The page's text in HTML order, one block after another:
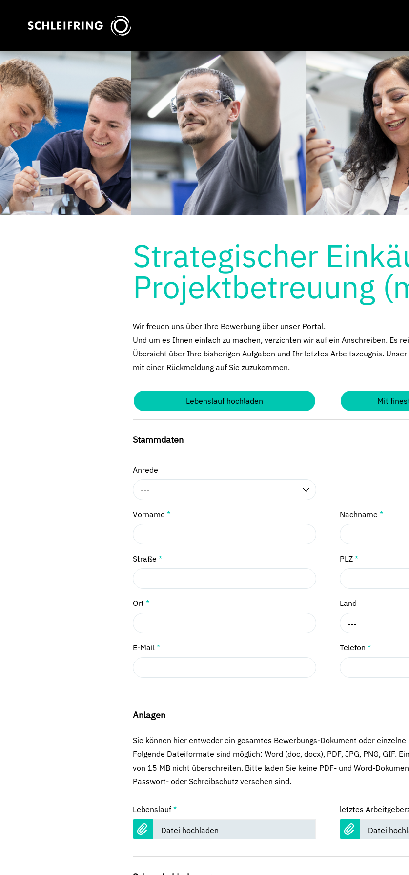
Strategischer
Projektbetreuung
Wir freuen uns über Ihre Bewerbung über unser Portal.
Und um es Ihnen einfach zu machen, verzichten wir auf ein Anschreiben. Es
Übersicht über Ihre bisherigen Aufgaben und Ihr letztes Arbeitszeugnis.
mit einer Rückmeldung auf Sie zuzukommen.
Lebenslauf hochladen Mit
Stammdaten
Anrede
---
Vorname * Nachname *
Straße * PLZ *
Ort * Land
---
E-Mail * Telefon *
Anlagen
Sie können hier entweder ein gesamtes Bewerbungs-Dokument oder
Folgende Dateiformate sind möglich: Word (doc, docx), PDF, JPG, PNG, GIF.
von 15 MB nicht überschreiten. Bitte laden Sie keine PDF- und Word-
Passwort- oder Schreibschutz versehen sind.
Lebenslauf *
Datei hochladen
letztes
Datei